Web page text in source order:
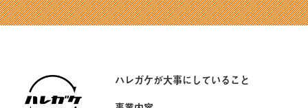
ハレガケが大事にしていること